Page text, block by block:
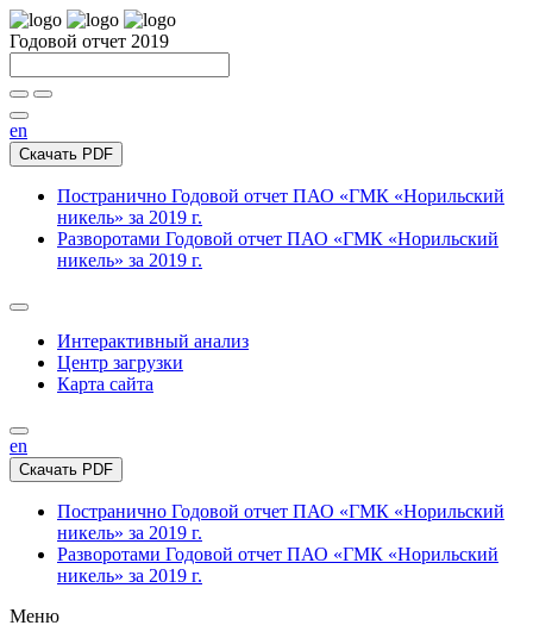
Годовой отчет 2019
en
Скачать PDF
Постранично Годовой отчет ПАО «ГМК «Норильский
никель» за 2019 г.
Разворотами Годовой отчет ПАО «ГМК «Норильский
никель» за 2019 г.
Интерактивный анализ
Центр загрузки
Карта сайта
en
Скачать PDF
Постранично Годовой отчет ПАО «ГМК «Норильский
никель» за 2019 г.
Разворотами Годовой отчет ПАО «ГМК «Норильский
никель» за 2019 г.
Меню